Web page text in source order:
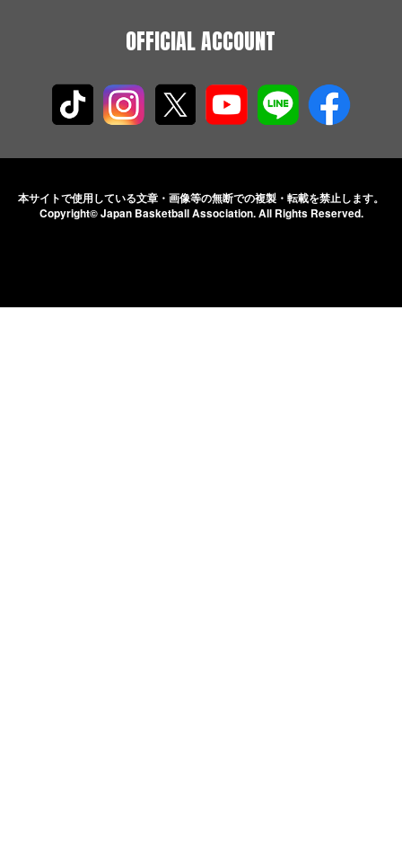
OFFICIAL ACCOUNT
本サイトで使用している文章・画像等の無断での複製・転載を禁止します。
Copyright© Japan Basketball Association.All Rights Reserved.